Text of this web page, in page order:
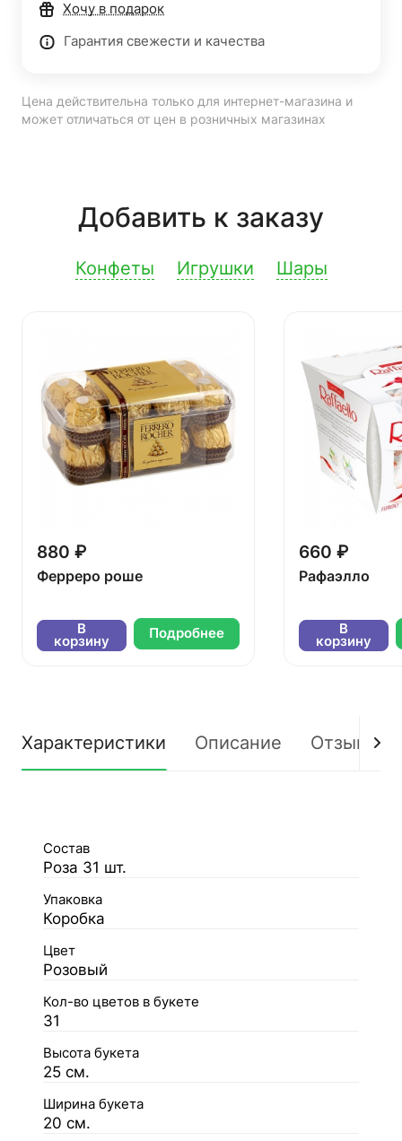
Хочу в подарок
Гарантия свежести и качества
Цена действительна только для интернет-магазина и
может отличаться от цен в розничных магазинах
Добавить к заказу
Конфеты Игрушки Шары
880 ₽
Ферреро роше
В
корзину Подробнее
660 ₽
Рафаэлло
В
корзину
Характеристики Описание Отзывы
Состав
Роза 31 шт.
Упаковка
Коробка
Цвет
Розовый
Кол-во цветов в букете
31
Высота букета
25 см.
Ширина букета
20 см.